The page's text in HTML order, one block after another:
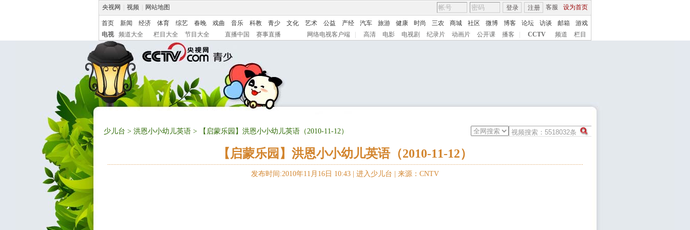
央视网 视频 网站地图 客服 设为首页
登录 注册
首页 新闻 经济 体育 综艺 春晚 戏曲 音乐 科教 青少 文化 艺术 公益 产经 汽车 旅游 健康 时尚 三农 商城 社区 微博 博客 论坛 访谈 邮箱
游戏
电视
频道大全 栏目大全 节目大全 直播中国 赛事直播 网络电视客户端 高清 电影 电视剧 纪录片 动画片 公开课 播客 CCTV 频道 栏目
少儿台 > 洪恩小小幼儿英语 > 【启蒙乐园】洪恩小小幼儿英语（2010-11-12）
【启蒙乐园】洪恩小小幼儿英语（2010-11-12）
发布时间:2010年11月16日 10:43 | 进入少儿台 来源：CNTV